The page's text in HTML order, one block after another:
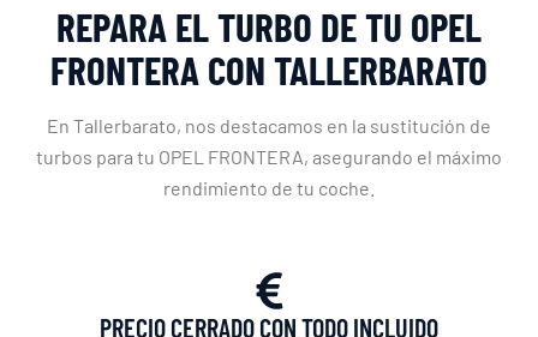
REPARA EL TURBO DE TU OPEL
FRONTERA CON TALLERBARATO
En Tallerbarato, nos destacamos en la sustitución de
turbos para tu OPEL FRONTERA, asegurando el máximo
rendimiento de tu coche.
PRECIO CERRADO CON TODO INCLUIDO